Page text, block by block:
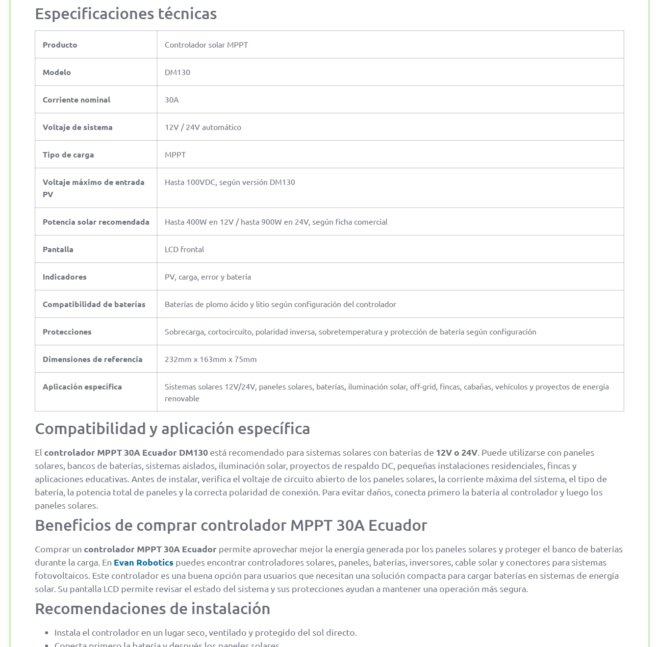
Especificaciones técnicas
Producto Controlador solar MPPT
Modelo DM130
Corriente nominal 30A
Voltaje de sistema 12V / 24V automático
Tipo de carga MPPT
Voltaje máximo de entrada
PV
Hasta 100VDC, según versión DM130
Potencia solar recomendada Hasta 400W en 12V / hasta 900W en 24V, según ficha comercial
Pantalla LCD frontal
Indicadores PV, carga, error y batería
Compatibilidad de baterías Baterías de plomo ácido y litio según configuración del controlador
Protecciones Sobrecarga, cortocircuito, polaridad inversa, sobretemperatura y protección de batería según configuración
Dimensiones de referencia 232mm x 163mm x 75mm
Aplicación específica
Sistemas solares 12V/24V, paneles solares, baterías, iluminación solar, off-grid, fincas, cabañas, vehículos y proyectos de energía
renovable
Compatibilidad y aplicación específica
El controlador MPPT 30A Ecuador DM130 está recomendado para sistemas solares con baterías de 12V o 24V . Puede utilizarse con paneles
solares, bancos de baterías, sistemas aislados, iluminación solar, proyectos de respaldo DC, pequeñas instalaciones residenciales, fincas y
aplicaciones educativas. Antes de instalar, verifica el voltaje de circuito abierto de los paneles solares, la corriente máxima del sistema, el tipo de
batería, la potencia total de paneles y la correcta polaridad de conexión. Para evitar daños, conecta primero la batería al controlador y luego los
paneles solares.
Beneficios de comprar controlador MPPT 30A Ecuador
Comprar un controlador MPPT 30A Ecuador permite aprovechar mejor la energía generada por los paneles solares y proteger el banco de baterías
durante la carga. En Evan Robotics puedes encontrar controladores solares, paneles, baterías, inversores, cable solar y conectores para sistemas
fotovoltaicos. Este controlador es una buena opción para usuarios que necesitan una solución compacta para cargar baterías en sistemas de energía
solar. Su pantalla LCD permite revisar el estado del sistema y sus protecciones ayudan a mantener una operación más segura.
Recomendaciones de instalación
Instala el controlador en un lugar seco, ventilado y protegido del sol directo.